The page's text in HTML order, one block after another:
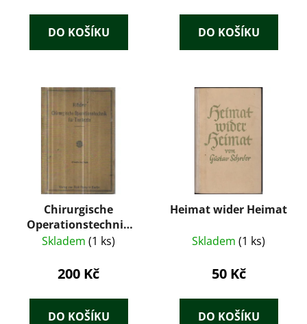
DO KOŠÍKU DO KOŠÍKU
Chirurgische
Operationstechnik
für Tierärzte und
Skladem (1 ks)
200 Kč
DO KOŠÍKU
Heimat wider Heimat
Skladem (1 ks)
50 Kč
DO KOŠÍKU